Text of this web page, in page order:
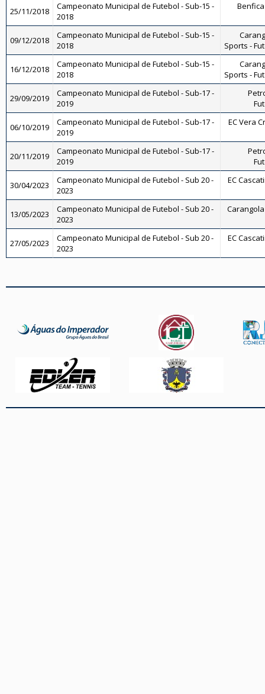
25/11/2018
Campeonato Municipal de Futebol - Sub-15 -
2018
Benfica
09/12/2018
Campeonato Municipal de Futebol - Sub-15 -
2018
Sports -
16/12/2018
Campeonato Municipal de Futebol - Sub-15 -
2018
Sports -
29/09/2019
Campeonato Municipal de Futebol - Sub-17 -
2019
06/10/2019
Campeonato Municipal de Futebol - Sub-17 -
2019
EC Vera
20/11/2019
Campeonato Municipal de Futebol - Sub-17 -
2019
30/04/2023
Campeonato Municipal de Futebol - Sub 20 -
2023
EC
13/05/2023
Campeonato Municipal de Futebol - Sub 20 -
2023
Carangola
27/05/2023
Campeonato Municipal de Futebol - Sub 20 -
2023
EC